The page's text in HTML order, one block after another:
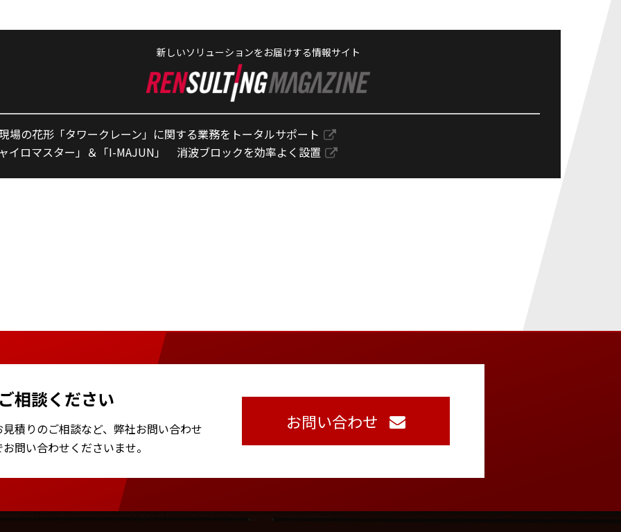
新しいソリューションをお届けする情報サイト
場の花形「タワークレーン」に関する業務をトータルサポート
ャイロマスター」＆「I-MAJUN」 消波ブロックを効率よく設置
相談ください
積りのご相談など、 弊社お問い合わせ
お問い合わせくださいませ。
お問い合わせ